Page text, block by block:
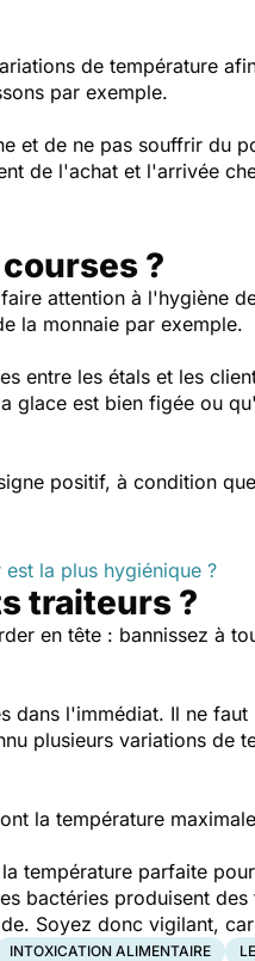
de température
par exemple.
et de ne pas souffrir du
de l'achat et l'arrivée
?
attention à l'hygiène
la monnaie par exemple.
entre les étals et les
glace est bien figée ou
positif, à condition
la plus hygiénique ?
traiteurs ?
en tête : bannissez à
dans l'immédiat. Il ne
plusieurs variations de
la température
température parfaite
bactéries produisent
Soyez donc vigilant,
INTOXICATION ALIMENTAIRE